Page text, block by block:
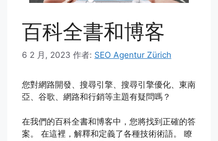
百科全書和博客
6 2 月, 2023 作者: SEO Agentur Zürich
您對網路開發、搜尋引擎、搜尋引擎優化、東南
亞、谷歌、網路和行銷等主題有疑問嗎？
在我們的百科全書和博客中，您將找到正確的答
案。 在這裡，解釋和定義了各種技術術語。 瞭